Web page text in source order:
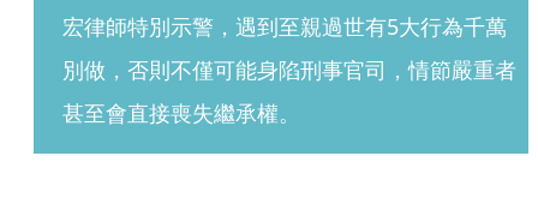
宏律師特別示警，遇到至親過世有5大行為千萬
別做，否則不僅可能身陷刑事官司，情節嚴重者
甚至會直接喪失繼承權。